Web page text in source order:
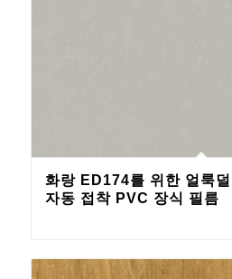
화랑 ED174를 위한 얼룩덜
자동 접착 PVC 장식 필름